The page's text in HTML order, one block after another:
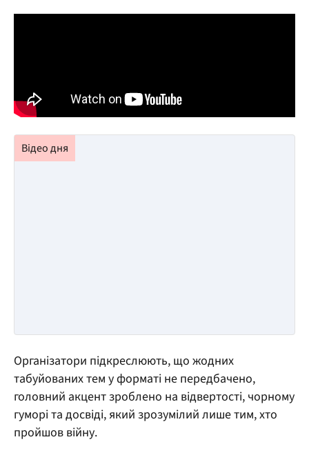
Організатори підкреслюють, що жодних
табуйованих тем у форматі не передбачено,
головний акцент зроблено на відвертості, чорному
гуморі та досвіді, який зрозумілий лише тим, хто
пройшов війну.